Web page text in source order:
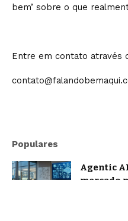
bem’ sobre o que
Entre em contato através
Populares
Agentic
mercado